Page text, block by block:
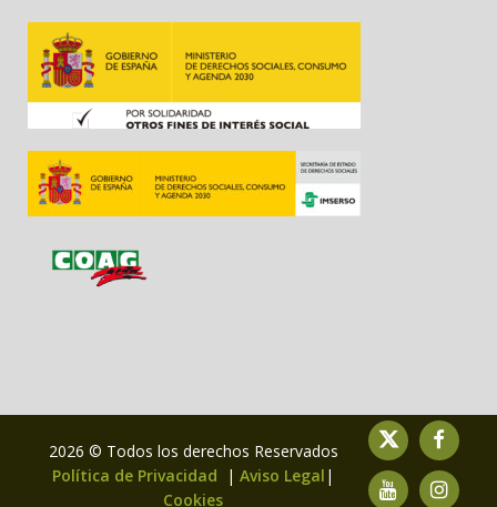
2026 © Todos los derechos Reservados
Política de Privacidad
| Aviso Legal |
Cookies